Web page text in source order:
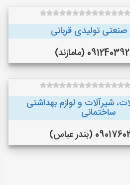
صنعتی تولیدی قربانی
(مامازند)
شیرآلات و لوازم بهداشتی
ساختمانی
(بندر عباس)